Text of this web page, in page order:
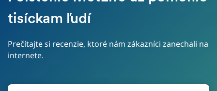
tisíckam ľudí
Prečítajte si recenzie, ktoré nám zákazníci zanechali na
internete.